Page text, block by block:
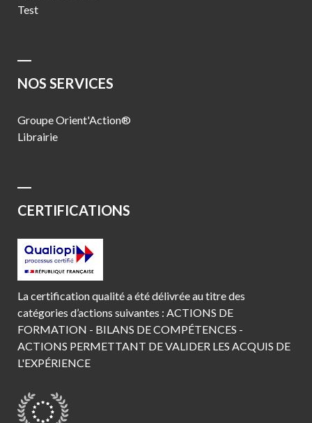
Test
NOS SERVICES
Groupe Orient'Action®
Librairie
CERTIFICATIONS
La certification qualité a été délivrée au titre des
catégories d’actions suivantes : ACTIONS DE
FORMATION - BILANS DE COMPÉTENCES -
ACTIONS PERMETTANT DE VALIDER LES ACQUIS DE
L'EXPÉRIENCE